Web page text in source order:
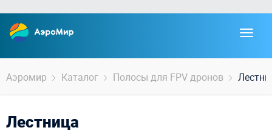
Аэромир Каталог Полосы для FPV дронов
Лестница